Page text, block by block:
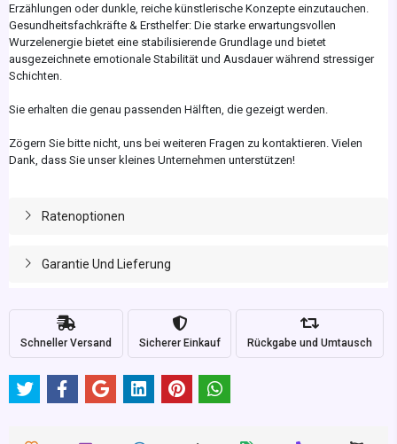
Erzählungen oder dunkle, reiche künstlerische Konzepte einzutauchen.
Gesundheitsfachkräfte & Ersthelfer: Die starke erwartungsvollen
Wurzelenergie bietet eine stabilisierende Grundlage und bietet
ausgezeichnete emotionale Stabilität und Ausdauer während stressiger
Schichten.
Sie erhalten die genau passenden Hälften, die gezeigt werden.
Zögern Sie bitte nicht, uns bei weiteren Fragen zu kontaktieren. Vielen
Dank, dass Sie unser kleines Unternehmen unterstützen!
Ratenoptionen
Garantie Und Lieferung
Schneller Versand Sicherer Einkauf Rückgabe und Umtausch